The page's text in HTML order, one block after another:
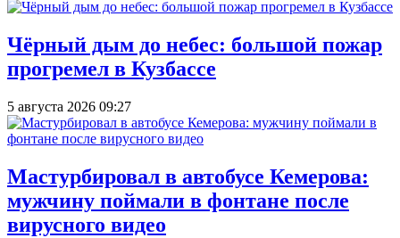
Чёрный дым до небес: большой пожар
прогремел в Кузбассе
5 августа 2026 09:27
Мастурбировал в автобусе Кемерова:
мужчину поймали в фонтане после
вирусного видео